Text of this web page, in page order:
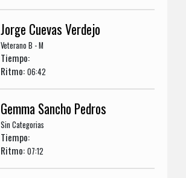
Jorge Cuevas Verdejo
Veterano B - M
Tiempo:
Ritmo:06:42
Gemma Sancho Pedros
Sin Categorias
Tiempo:
Ritmo:07:12